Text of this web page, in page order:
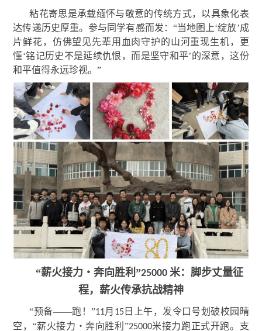
粘花寄思是承载缅怀与敬意的传统方式，以具象化表
达传递历史厚重。参与同学有感而发：“当地图上‘绽放’成
片鲜花，仿佛望见先辈用血肉守护的山河重现生机，更
懂‘铭记历史不是延续仇恨，而是坚守和平’的深意，这份
和平值得永远珍视。”
“薪火接力・奔向胜利”25000 米：脚步丈量征
程，薪火传承抗战精神
“预备——跑！”11月 15日上午，发令口号划破校园晴
空，“薪火接力・奔向胜利”25000米接力跑正式开跑。支